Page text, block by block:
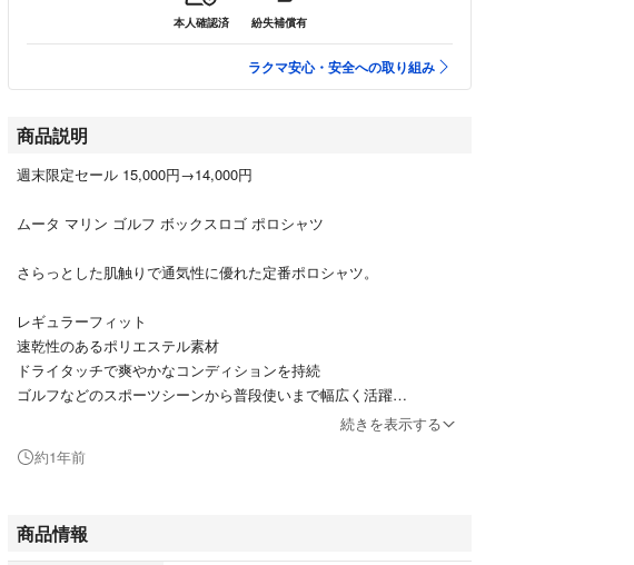
本人確認済 紛失補償有
ラクマ安心・安全への取り組み
商品説明
週末限定セール 15,000円→14,000円
ムータ マリン ゴルフ ボックスロゴ ポロシャツ
さらっとした肌触りで通気性に優れた定番ポロシャツ。
レギュラーフィット
速乾性のあるポリエステル素材
ドライタッチで爽やかなコンディションを持続
ゴルフなどのスポーツシーンから普段使いまで幅広く活躍
5 (M)
ポリエステル100％
続きを表示する
約1年前
商品情報